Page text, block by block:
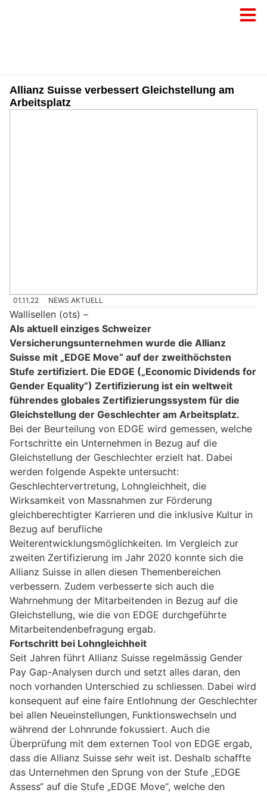
Allianz Suisse verbessert Gleichstellung am
Arbeitsplatz
01.11.22 NEWS AKTUELL
Wallisellen (ots) –
Als aktuell einziges Schweizer
Versicherungsunternehmen wurde die Allianz
Suisse mit „EDGE Move“ auf der zweithöchsten
Stufe zertifiziert. Die EDGE („Economic Dividends for
Gender Equality“) Zertifizierung ist ein weltweit
führendes globales Zertifizierungssystem für die
Gleichstellung der Geschlechter am Arbeitsplatz.
Bei der Beurteilung von EDGE wird gemessen, welche
Fortschritte ein Unternehmen in Bezug auf die
Gleichstellung der Geschlechter erzielt hat. Dabei
werden folgende Aspekte untersucht:
Geschlechtervertretung, Lohngleichheit, die
Wirksamkeit von Massnahmen zur Förderung
gleichberechtigter Karrieren und die inklusive Kultur in
Bezug auf berufliche
Weiterentwicklungsmöglichkeiten. Im Vergleich zur
zweiten Zertifizierung im Jahr 2020 konnte sich die
Allianz Suisse in allen diesen Themenbereichen
verbessern. Zudem verbesserte sich auch die
Wahrnehmung der Mitarbeitenden in Bezug auf die
Gleichstellung, wie die von EDGE durchgeführte
Mitarbeitendenbefragung ergab.
Fortschritt bei Lohngleichheit
Seit Jahren führt Allianz Suisse regelmässig Gender
Pay Gap-Analysen durch und setzt alles daran, den
noch vorhanden Unterschied zu schliessen. Dabei wird
konsequent auf eine faire Entlohnung der Geschlechter
bei allen Neueinstellungen, Funktionswechseln und
während der Lohnrunde fokussiert. Auch die
Überprüfung mit dem externen Tool von EDGE ergab,
dass die Allianz Suisse sehr weit ist. Deshalb schaffte
das Unternehmen den Sprung von der Stufe „EDGE
Assess“ auf die Stufe „EDGE Move“, welche den